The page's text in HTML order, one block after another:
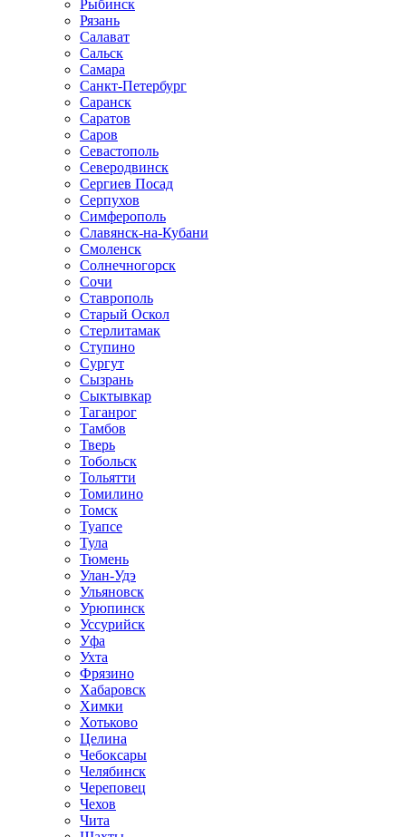
Рыбинск
Рязань
Салават
Сальск
Самара
Санкт-Петербург
Саранск
Саратов
Саров
Севастополь
Северодвинск
Сергиев Посад
Серпухов
Симферополь
Славянск-на-Кубани
Смоленск
Солнечногорск
Сочи
Ставрополь
Старый Оскол
Стерлитамак
Ступино
Сургут
Сызрань
Сыктывкар
Таганрог
Тамбов
Тверь
Тобольск
Тольятти
Томилино
Томск
Туапсе
Тула
Тюмень
Улан-Удэ
Ульяновск
Урюпинск
Уссурийск
Уфа
Ухта
Фрязино
Хабаровск
Химки
Хотьково
Целина
Чебоксары
Челябинск
Череповец
Чехов
Чита